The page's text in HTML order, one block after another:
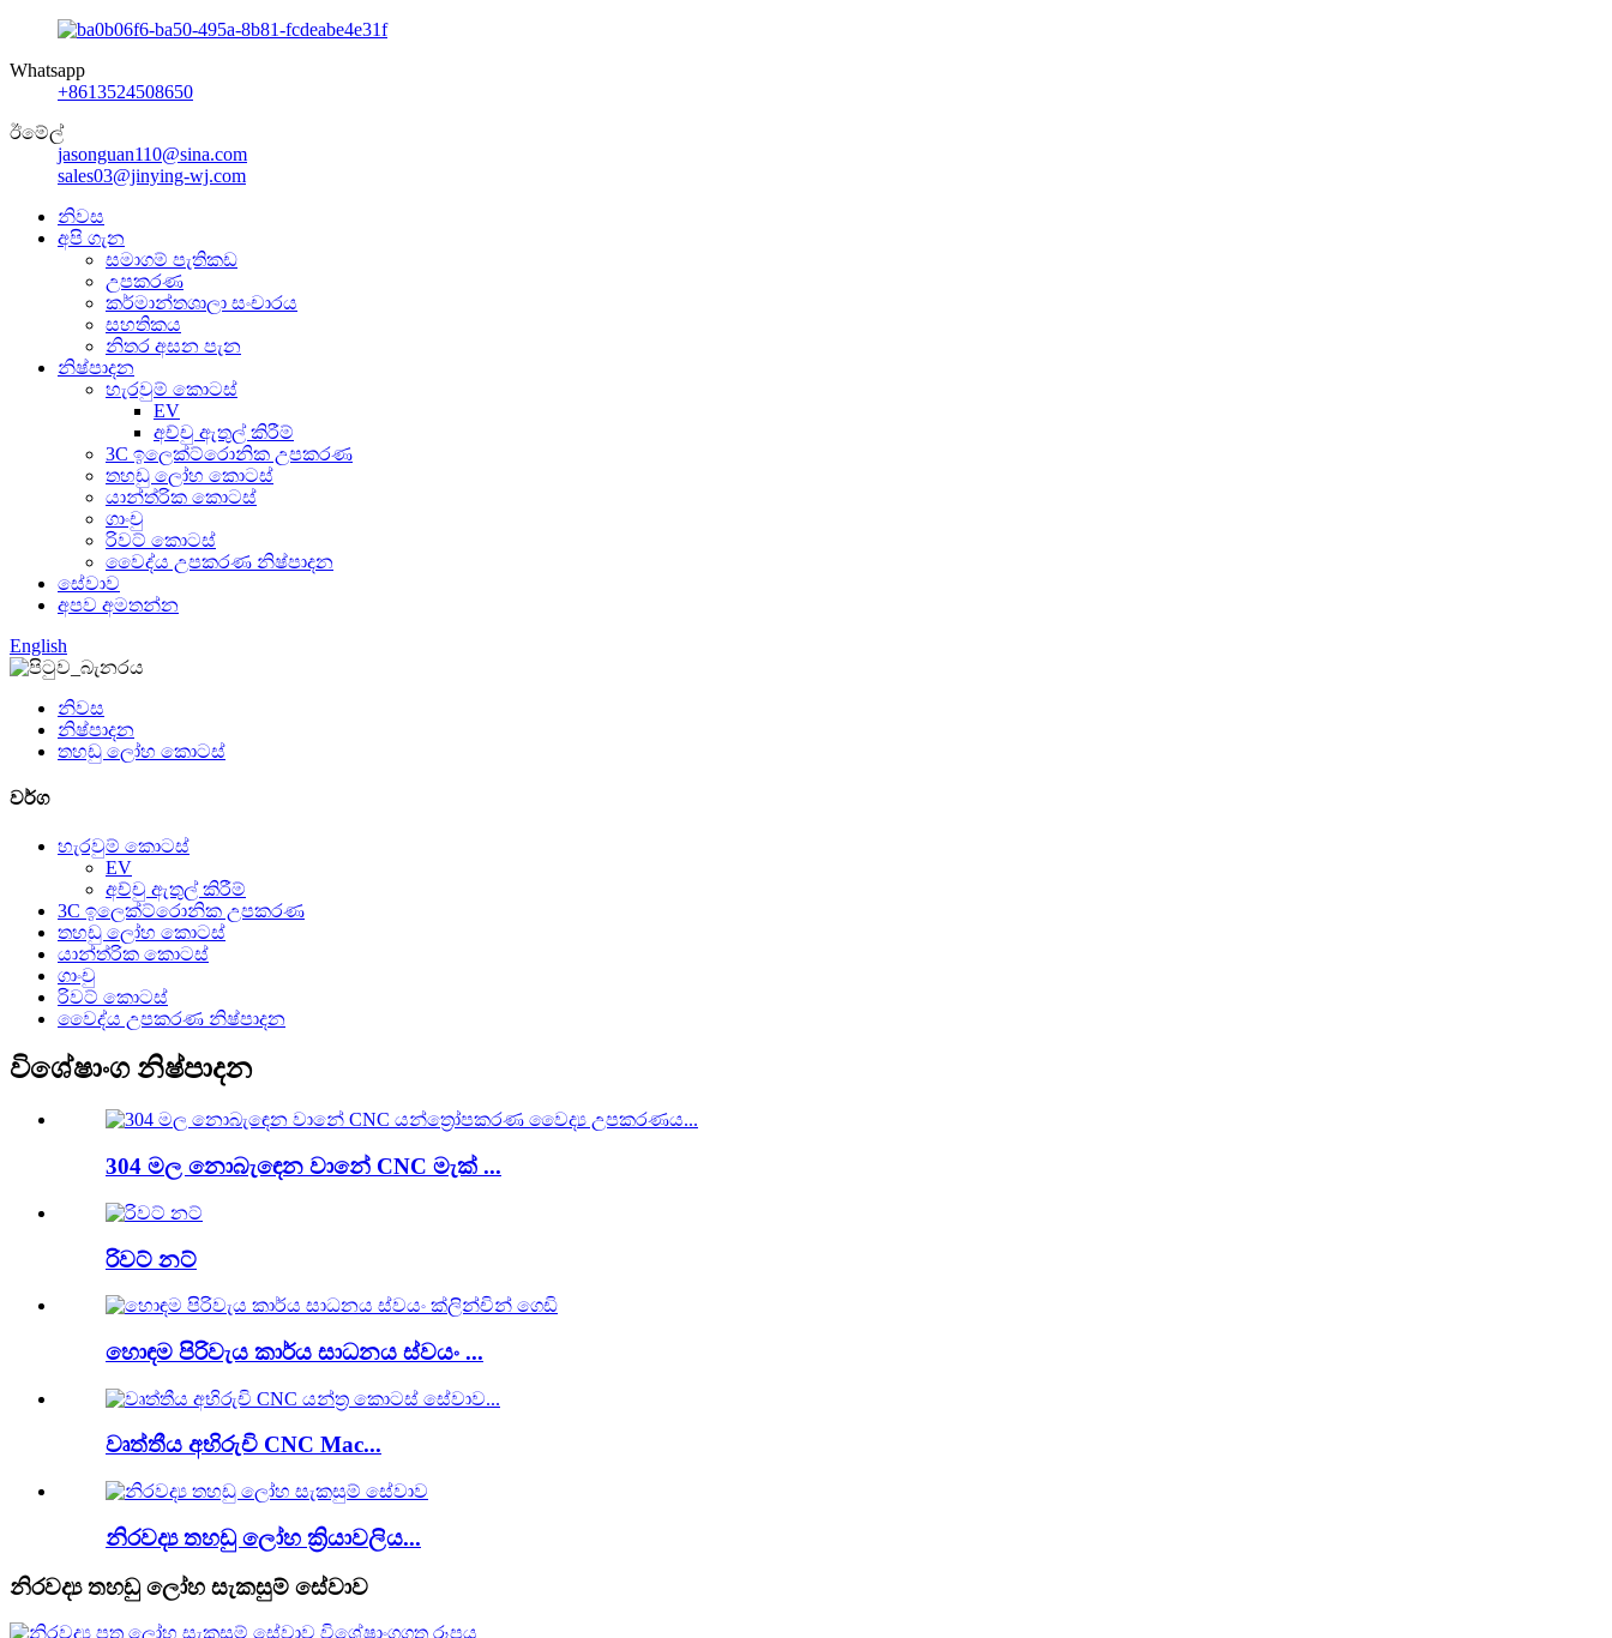
Whatsapp
+8613524508650
ඊමේල්
jasonguan110@sina.com
sales03@jinying-wj.com
නිවස
අපි ගැන
සමාගම් පැතිකඩ
උපකරණ
කර්මාන්තශාලා සංචාරය
සහතිකය
නිතර අසන පැන
නිෂ්පාදන
හැරවුම් කොටස්
EV
අච්චු ඇතුල් කිරීම්
3C ඉලෙක්ට්රොනික උපකරණ
තහඩු ලෝහ කොටස්
යාන්ත්රික කොටස්
ගාංචු
රිවට් කොටස්
වෛද්ය උපකරණ නිෂ්පාදන
සේවාව
අපව අමතන්න
English
නිවස
නිෂ්පාදන
තහඩු ලෝහ කොටස්
වර්ග
හැරවුම් කොටස්
EV
අච්චු ඇතුල් කිරීම්
3C ඉලෙක්ට්රොනික උපකරණ
තහඩු ලෝහ කොටස්
යාන්ත්රික කොටස්
ගාංචු
රිවට් කොටස්
වෛද්ය උපකරණ නිෂ්පාදන
විශේෂාංග නිෂ්පාදන
304 මල නොබැඳෙන වානේ CNC මැක් ...
රිවට් නට්
හොඳම පිරිවැය කාර්ය සාධනය ස්වයං ...
වෘත්තීය අභිරුචි CNC Mac...
නිරවද්‍ය තහඩු ලෝහ ක්‍රියාවලිය...
නිරවද්‍ය තහඩු ලෝහ සැකසුම් සේවාව